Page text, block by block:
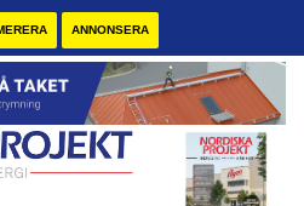
ANNONSERA